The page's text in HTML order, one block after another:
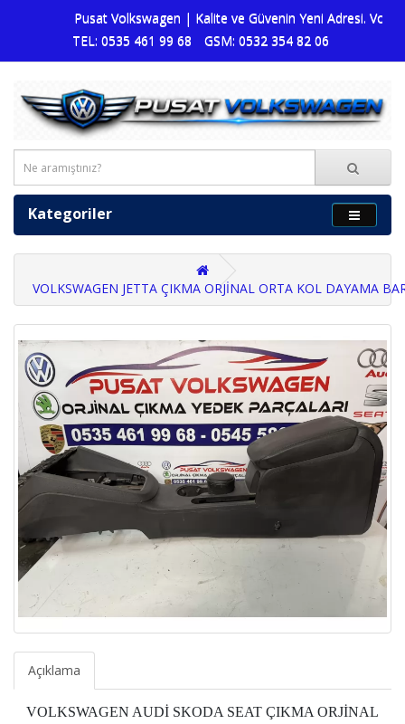
Pusat Volkswagen | Kalite ve Güvenin Yeni Adresi.
TEL: 0535 461 99 68
GSM: 0532 354 82 06
Kategoriler
VOLKSWAGEN JETTA ÇIKMA ORJİNAL ORTA KOL DAYAMA
Açıklama
VOLKSWAGEN AUDİ SKODA SEAT ÇIKMA ORJİNAL